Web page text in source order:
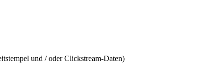
und / oder Clickstream-Daten)